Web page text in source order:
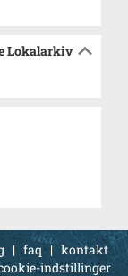
Lokalarkiv
| faq | kontakt
indstillinger